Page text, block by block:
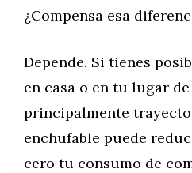
¿Compensa esa
Depende. Si tienes
en casa o en tu lugar
principalmente
enchufable puede
cero tu consumo de